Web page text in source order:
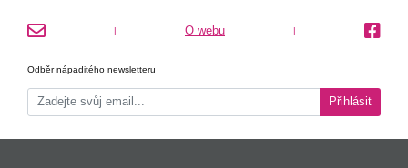
| O webu |
Odběr nápaditého newsletteru
Přihlásit